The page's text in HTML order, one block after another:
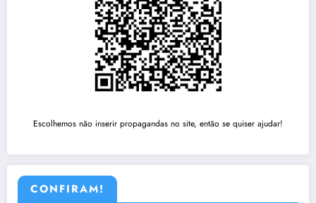
Escolhemos não inserir propagandas no site, então se quiser ajudar!
CONFIRAM!